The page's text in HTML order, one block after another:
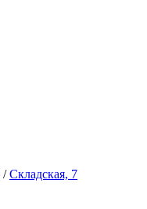
/Складская, 7